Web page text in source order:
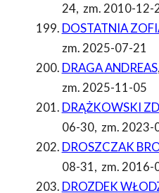
24, zm. 2010-12-
DOSTATNIA
zm. 2025-07-21
DRAGA ANDREAS,
zm. 2025-11-05
DRĄŻKOWSKI
06-30, zm. 2023-
DROSZCZAK
08-31, zm. 2016-
DROZDEK